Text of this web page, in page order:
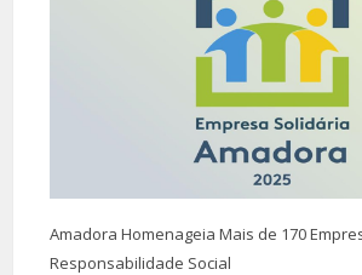
Amadora Homenageia Mais de 170
Responsabilidade Social